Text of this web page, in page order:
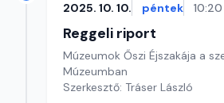
2025. 10. 10. péntek 10:20
Reggeli riport
Múzeumok Őszi Éjszakája a
Múzeumban
Szerkesztő: Tráser László